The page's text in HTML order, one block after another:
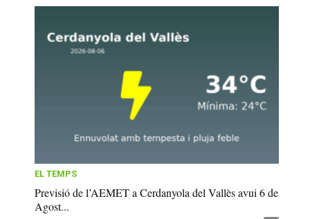
EL TEMPS
Previsió de l’AEMET a Cerdanyola del Vallès avui 6 de
Agost...